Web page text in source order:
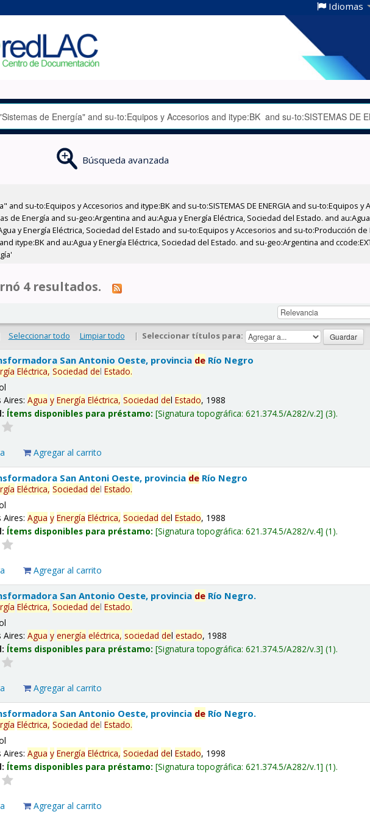
Idiomas
Búsqueda avanzada
su-to:Equipos y Accesorios and itype:BK and su-to:SISTEMAS DE ENERGIA and su-to:Equipos y
de Energía and su-geo:Argentina and au:Agua y Energía Eléctrica, Sociedad del Estado. and
y Energía Eléctrica, Sociedad del Estado and su-to:Equipos y Accesorios and su-to:Producción de
itype:BK and au:Agua y Energía Eléctrica, Sociedad del Estado. and su-geo:Argentina and
4 resultados.
Seleccionar todo Limpiar todo | Seleccionar títulos para:
San Antonio Oeste, provincia de Río Negro
Eléctrica, Sociedad delEstado.
Aires:Agua y Energía Eléctrica, Sociedad delEstado, 1988
Ítems disponibles para préstamo: Signatura topográfica:621.374.5/A282/v.2 (3).
Agregar al carrito
San Antoni Oeste, provincia de Río Negro
Eléctrica, Sociedad delEstado.
Aires:Agua y Energía Eléctrica, Sociedad delEstado, 1988
Ítems disponibles para préstamo: Signatura topográfica:621.374.5/A282/v.4 (1).
Agregar al carrito
San Antonio Oeste, provincia de Río Negro.
Eléctrica, Sociedad delEstado.
Aires:Agua y energía eléctrica, sociedad delestado, 1988
Ítems disponibles para préstamo: Signatura topográfica:621.374.5/A282/v.3 (1).
Agregar al carrito
San Antonio Oeste, provincia de Río Negro.
Eléctrica, Sociedad delEstado.
Aires:Agua y Energía Eléctrica, Sociedad delEstado, 1998
Ítems disponibles para préstamo: Signatura topográfica:621.374.5/A282/v.1 (1).
Agregar al carrito